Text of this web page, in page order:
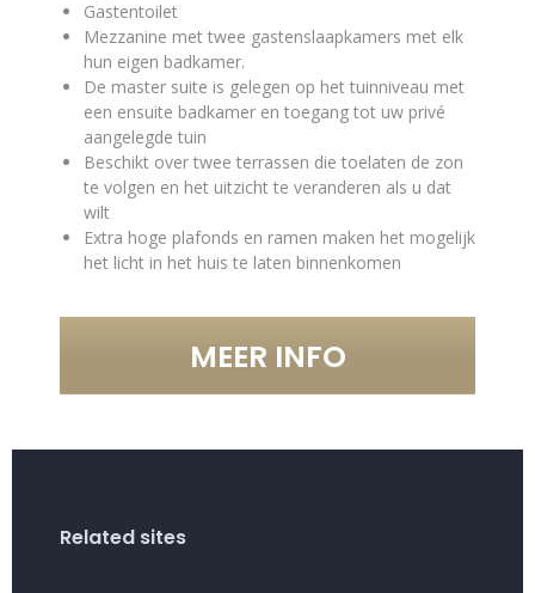
Gastentoilet
Mezzanine met twee gastenslaapkamers met elk
hun eigen badkamer.
De master suite is gelegen op het tuinniveau met
een ensuite badkamer en toegang tot uw privé
aangelegde tuin
Beschikt over twee terrassen die toelaten de zon
te volgen en het uitzicht te veranderen als u dat
wilt
Extra hoge plafonds en ramen maken het mogelijk
het licht in het huis te laten binnenkomen
MEER INFO
Related sites